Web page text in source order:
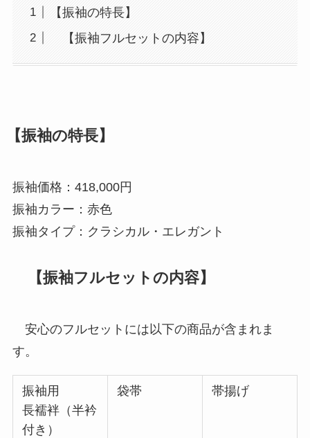
【振袖の特長】
【振袖フルセットの内容】
【振袖の特長】
振袖価格：418,000円
振袖カラー：赤色
振袖タイプ：クラシカル・エレガント
【振袖フルセットの内容】
安心のフルセットには以下の商品が含まれま
す。
振袖用
長襦袢（半衿
付き）
袋帯 帯揚げ